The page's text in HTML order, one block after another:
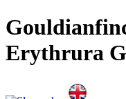
Erythrura